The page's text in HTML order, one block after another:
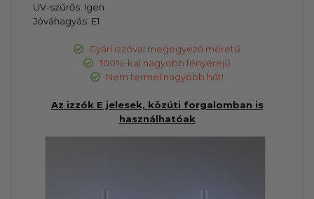
UV-szűrős: Igen
Jóváhagyás: E1
Gyári izzóval megegyező méretű
100%-kal nagyobb fényerejű
Nem termel nagyobb hőt!
Az izzók E jelesek, közúti forgalomban is
használhatóak